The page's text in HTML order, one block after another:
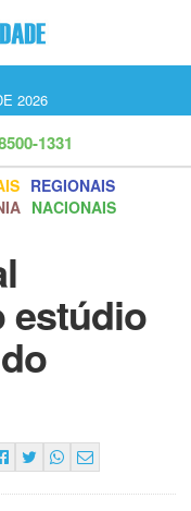
2026
1331
REGIONAIS
NACIONAIS
estúdio